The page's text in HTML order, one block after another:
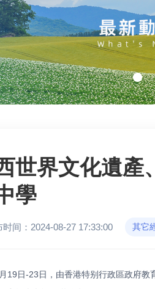
世界文化遺產
學
时间：2024-08-27 17:33:00 其它
19日-23日，由香港特别行政區政府教